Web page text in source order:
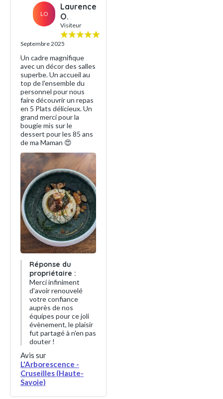
LO
Laurence
O.
Visiteur
Septembre 2025
Un cadre magnifique
avec un décor des salles
superbe. Un accueil au
top de l'ensemble du
personnel pour nous
faire découvrir un repas
en 5 Plats délicieux. Un
grand merci pour la
bougie mis sur le
dessert pour les 85 ans
de ma Maman 😍
Réponse du
propriétaire :
Merci infiniment
d'avoir renouvelé
votre confiance
auprès de nos
équipes pour ce joli
évènement, le plaisir
fut partagé à n'en pas
douter !
Avis sur
L'Arborescence -
Cruseilles (Haute-
Savoie)